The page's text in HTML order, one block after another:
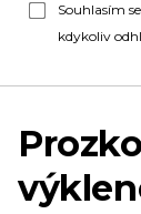
Souhlasím
kdykoliv